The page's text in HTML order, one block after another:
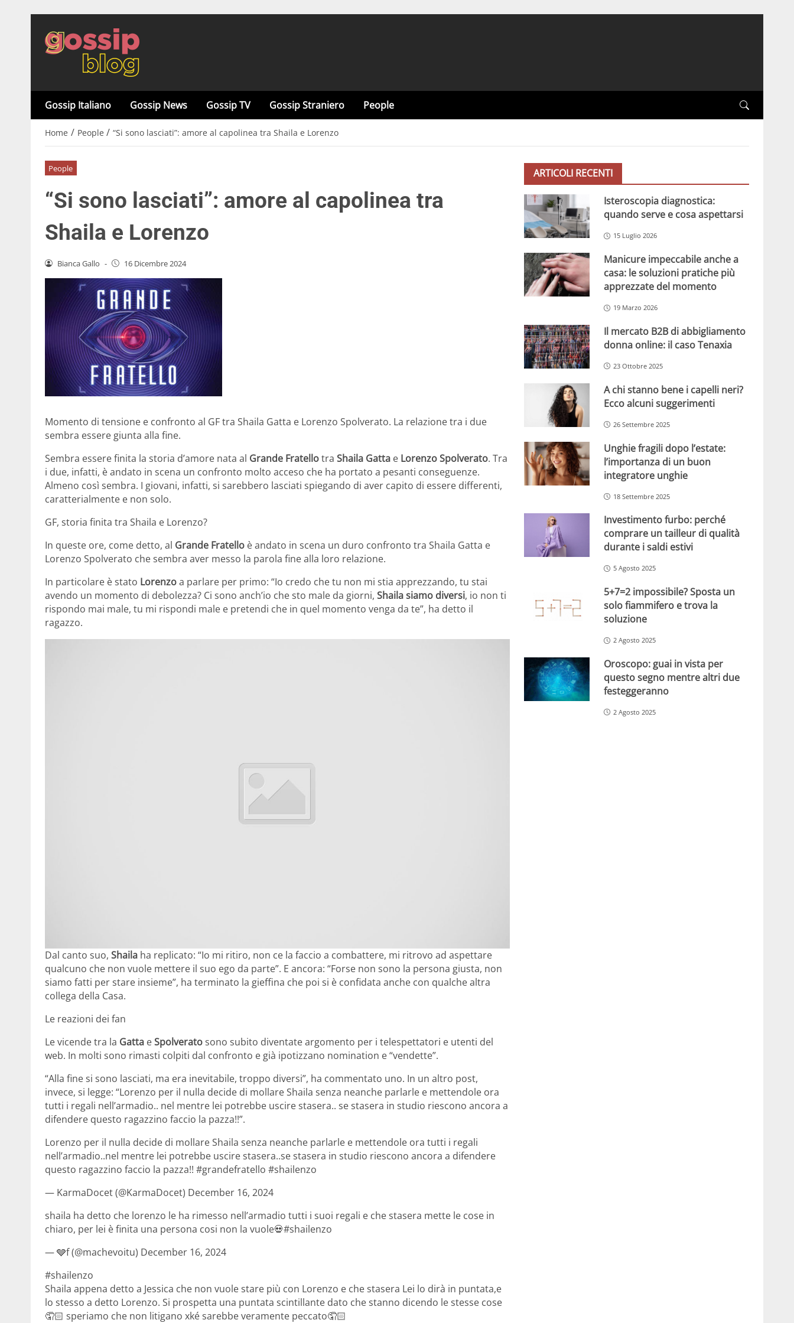
Gossip Italiano Gossip News Gossip TV Gossip Straniero People
Home / People / “Si sono lasciati”: amore al capolinea tra Shaila e Lorenzo
People
“Si sono lasciati”: amore al capolinea tra
Shaila e Lorenzo
Bianca Gallo - 16 Dicembre 2024
Momento di tensione e confronto al GF tra Shaila Gatta e Lorenzo Spolverato. La relazione tra i due
sembra essere giunta alla fine.
Sembra essere finita la storia d’amore nata al Grande Fratellotra Shaila Gatta e Lorenzo Spolverato. Tra
i due, infatti, è andato in scena un confronto molto acceso che ha portato a pesanti conseguenze.
Almeno così sembra. I giovani, infatti, si sarebbero lasciati spiegando di aver capito di essere differenti,
caratterialmente e non solo.
GF, storia finita tra Shaila e Lorenzo?
In queste ore, come detto, al Grande Fratello è andato in scena un duro confronto tra Shaila Gatta e
Lorenzo Spolverato che sembra aver messo la parola fine alla loro relazione.
In particolare è stato Lorenzoa parlare per primo: “Io credo che tu non mi stia apprezzando, tu stai
avendo un momento di debolezza? Ci sono anch’io che sto male da giorni, Shaila siamo diversi, io non ti
rispondo mai male, tu mi rispondi male e pretendi che in quel momento venga da te”, ha detto il
ragazzo.
Dal canto suo, Shaila ha replicato: “Io mi ritiro, non ce la faccio a combattere, mi ritrovo ad aspettare
qualcuno che non vuole mettere il suo ego da parte”. E ancora: “Forse non sono la persona giusta, non
siamo fatti per stare insieme”, ha terminato la gieffina che poi si è confidata anche con qualche altra
collega della Casa.
Le reazioni dei fan
Le vicende tra la Gatta eSpolveratosono subito diventate argomento per i telespettatori e utenti del
web. In molti sono rimasti colpiti dal confronto e già ipotizzano nomination e “vendette”.
“Alla fine si sono lasciati, ma era inevitabile, troppo diversi”, ha commentato uno. In un altro post,
invece, si legge: “Lorenzo per il nulla decide di mollare Shaila senza neanche parlarle e mettendole ora
tutti i regali nell’armadio.. nel mentre lei potrebbe uscire stasera.. se stasera in studio riescono ancora a
difendere questo ragazzino faccio la pazza!!”.
Lorenzo per il nulla decide di mollare Shaila senza neanche parlarle e mettendole ora tutti i regali
nell’armadio..nel mentre lei potrebbe uscire stasera..se stasera in studio riescono ancora a difendere
questo ragazzino faccio la pazza!! #grandefratello #shailenzo
— KarmaDocet (@KarmaDocet) December 16, 2024
shaila ha detto che lorenzo le ha rimesso nell’armadio tutti i suoi regali e che stasera mette le cose in
chiaro, per lei è finita una persona cosi non la vuole💀#shailenzo
— 🩶f (@machevoitu) December 16, 2024
#shailenzo
Shaila appena detto a Jessica che non vuole stare più con Lorenzo e che stasera Lei lo dirà in puntata,e
lo stesso a detto Lorenzo. Si prospetta una puntata scintillante dato che stanno dicendo le stesse cose
🤦🏻 speriamo che non litigano xké sarebbe veramente peccato🤦🏻
ARTICOLI RECENTI
Isteroscopia diagnostica:
quando serve e cosa aspettarsi
15 Luglio 2026
Manicure impeccabile anche a
casa: le soluzioni pratiche più
apprezzate del momento
19 Marzo 2026
Il mercato B2B di abbigliamento
donna online: il caso Tenaxia
23 Ottobre 2025
A chi stanno bene i capelli neri?
Ecco alcuni suggerimenti
26 Settembre 2025
Unghie fragili dopo l’estate:
l’importanza di un buon
integratore unghie
18 Settembre 2025
Investimento furbo: perché
comprare un tailleur di qualità
durante i saldi estivi
5 Agosto 2025
5+7=2 impossibile? Sposta un
solo fiammifero e trova la
soluzione
2 Agosto 2025
Oroscopo: guai in vista per
questo segno mentre altri due
festeggeranno
2 Agosto 2025